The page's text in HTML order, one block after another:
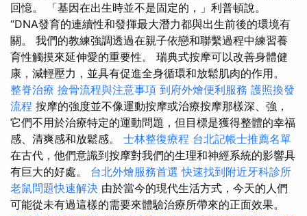
回憶。 「基因在出生時並不是固定的，」利普頓說。
“DNA發育的連續性和發揮最大潛力都與出生前後的環境有
關。 我們的教練強調透過在親子依戀和聯繫過程中練習養
育性觸摸來延伸愛的重要性。 瑞典式按摩可以改善身體健
康，減輕壓力，並具有促進全身循環和放鬆肌肉的作用。
整脊治療 撿骨流程與注意事項 到府外燴便利服務 護照換發
流程 按摩的強度並不像運動按摩或治療按摩那樣深、強，
它們不用於治療特定的運動問題，但目標是獲得整體的幸福
感、清爽感和放鬆感。 士林整復療程 台北記帳士推薦名單
在古代，他們意識到按摩對我們的生理和神經系統的影響具
有巨大的好處。 台北外燴服務首選快速找到附近牙科診所
老鼠問題快速解決 由於當今的現代生活方式，今天的人們
可能從未有過這樣的需要來體驗治療所帶來的正面效果。